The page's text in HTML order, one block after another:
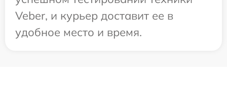
Veber, и курьер доставит ее в
удобное место и время.